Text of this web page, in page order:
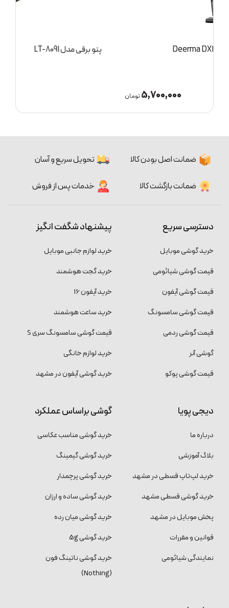
پتو برقی مدل LT-8091
ضمانت اصل بودن کالا تحویل سریع و آسان
ضمانت بازگشت کالا خدمات پس از فروش
دسترسی سریع
خرید گوشی موبایل
قیمت گوشی شیائومی
قیمت گوشی آیفون
قیمت گوشی سامسونگ
قیمت گوشی ردمی
گوشی آنر
قیمت گوشی پوکو
پیشنهاد شگفت انگیز
خرید لوازم جانبی موبایل
خرید گجت هوشمند
خرید آیفون 16
خرید ساعت هوشمند
قیمت گوشی سامسونگ سری S
خرید لوازم خانگی
خرید گوشی آیفون در مشهد
دیجی پویا
درباره ما
بلاگ آموزشی
خرید لپ‌تاپ قسطی در مشهد
خرید گوشی قسطی مشهد
پخش موبایل در مشهد
قوانین و مقررات
نمایندگی شیائومی
گوشی براساس عملکرد
خرید گوشی مناسب عکاسی
خرید گوشی گیمینگ
خرید گوشی پرچمدار
خرید گوشی ساده و ارزان
خرید گوشی میان رده
خرید گوشی 5g
خرید گوشی ناتینگ فون
(Nothing)